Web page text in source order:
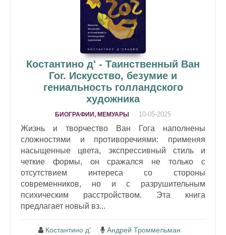
Костантино д' - Таинственный Ван
Гог. Искусство, безумие и
гениальность голландского
художника
БИОГРАФИИ, МЕМУАРЫ 10-05-2025
Жизнь и творчество Ван Гога наполнены
сложностями и противоречиями: применяя
насыщенные цвета, экспрессивный стиль и
четкие формы, он сражался не только с
отсутствием интереса со стороны
современников, но и с разрушительным
психическим расстройством. Эта книга
предлагает новый вз...
Костантино д'
Андрей Троммельман